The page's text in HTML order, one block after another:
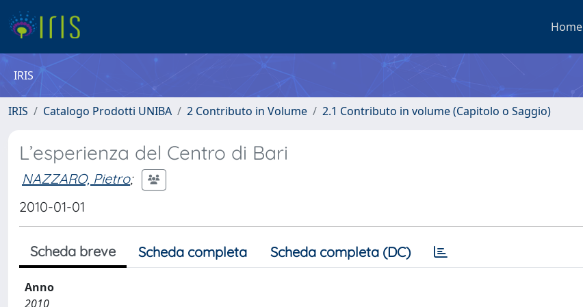
Home
IRIS
IRIS Catalogo Prodotti UNIBA 2 Contributo in Volume 2.1 Contributo in volume (Capitolo o Saggio)
L’esperienza del Centro di Bari
NAZZARO, Pietro;
2010-01-01
Scheda breve Scheda completa Scheda completa (DC)
Anno
2010